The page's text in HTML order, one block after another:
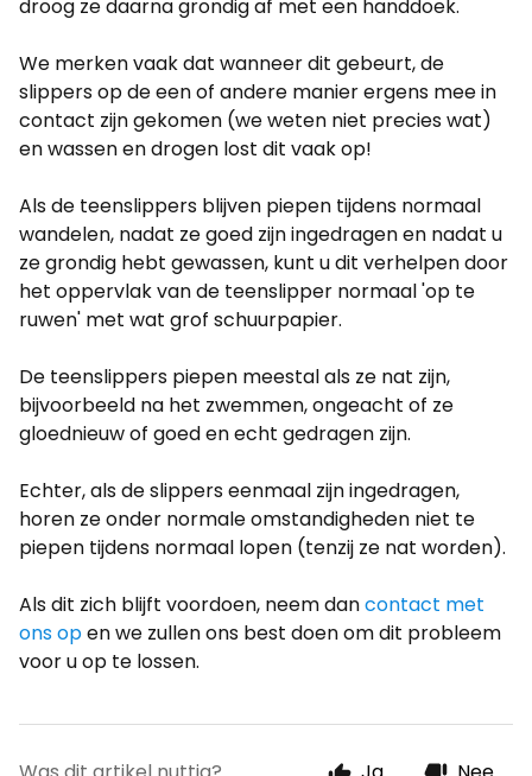
droog ze daarna grondig af met een handdoek.
We merken vaak dat wanneer dit gebeurt, de
slippers op de een of andere manier ergens mee in
contact zijn gekomen (we weten niet precies wat)
en wassen en drogen lost dit vaak op!
Als de teenslippers blijven piepen tijdens normaal
wandelen, nadat ze goed zijn ingedragen en nadat u
ze grondig hebt gewassen, kunt u dit verhelpen door
het oppervlak van de teenslipper normaal 'op te
ruwen' met wat grof schuurpapier.
De teenslippers piepen meestal als ze nat zijn,
bijvoorbeeld na het zwemmen, ongeacht of ze
gloednieuw of goed en echt gedragen zijn.
Echter, als de slippers eenmaal zijn ingedragen,
horen ze onder normale omstandigheden niet te
piepen tijdens normaal lopen (tenzij ze nat worden).
Als dit zich blijft voordoen, neem dancontact met
ons open we zullen ons best doen om dit probleem
voor u op te lossen.